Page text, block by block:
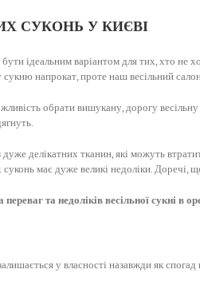
СУКОНЬ У КИЄВІ
ідеальним варіантом для тих, хто не
сукню напрокат, проте наш весільний
обрати вишукану, дорогу
делікатних тканин, які можуть
має дуже великі недоліки. Доречі,
та недоліків весільної сукні в
у власності назавжди як